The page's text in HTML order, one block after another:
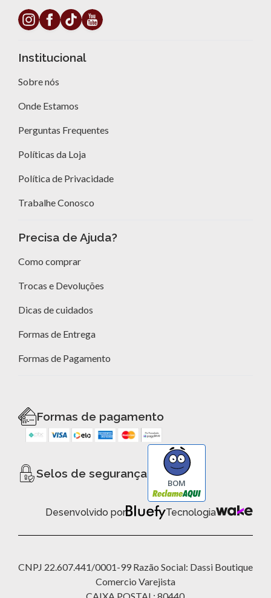
Institucional
Sobre nós
Onde Estamos
Perguntas Frequentes
Políticas da Loja
Política de Privacidade
Trabalhe Conosco
Precisa de Ajuda?
Como comprar
Trocas e Devoluções
Dicas de cuidados
Formas de Entrega
Formas de Pagamento
Formas de pagamento
Selos de segurança
BOM
Desenvolvido por Tecnologia
CNPJ 22.607.441/0001-99 Razão Social: Dassi Boutique
Comercio Varejista